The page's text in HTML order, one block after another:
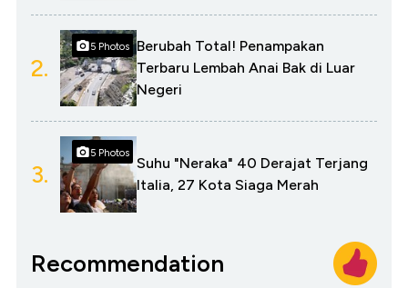
2.
5 Photos
Berubah Total! Penampakan
Terbaru Lembah Anai Bak di Luar
Negeri
3.
5 Photos
Suhu "Neraka" 40 Derajat Terjang
Italia, 27 Kota Siaga Merah
Recommendation